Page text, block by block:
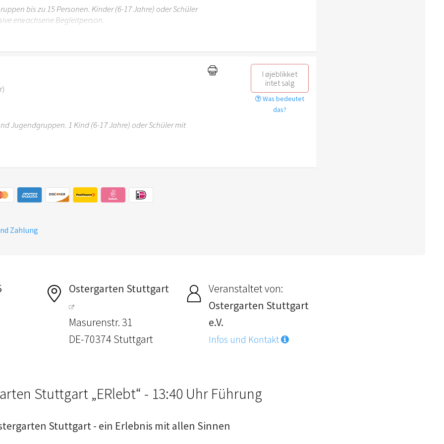
bis zu 15 Personen. Kinder (6-17 Jahre) oder Schüler
erwachsene Begleitperson.
6 Jahren ist der Ostergarten Stuttgart nicht
I øjeblikket
intet salg
Was bedeutet
das?
Jugendgruppen. 1 Kind (6-17 Jahre) oder Schüler mit
6 Jahren ist der Ostergarten Stuttgart nicht
Zahlung
Ostergarten Stuttgart
Masurenstr. 31
DE-70374 Stuttgart
Veranstaltet von:
Ostergarten Stuttgart
e.V.
Infos und Kontakt
Stuttgart „ERlebt“ - 13:40 Uhr Führung
Stuttgart - ein Erlebnis mit allen Sinnen